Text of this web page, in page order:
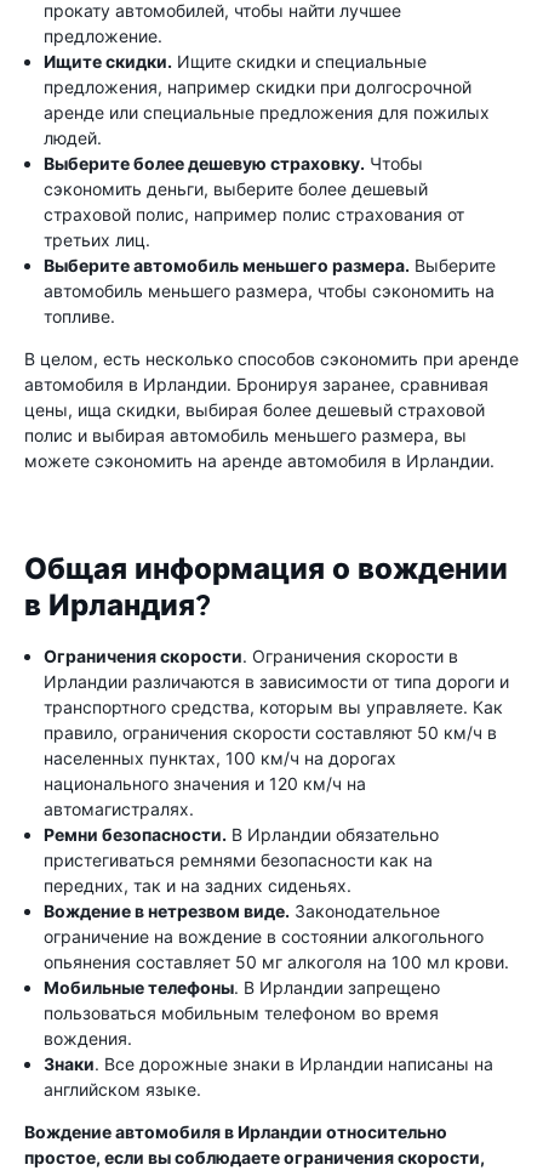
прокату автомобилей, чтобы найти лучшее
предложение.
Ищите скидки. Ищите скидки и специальные
предложения, например скидки при долгосрочной
аренде или специальные предложения для пожилых
людей.
Выберите более дешевую страховку. Чтобы
сэкономить деньги, выберите более дешевый
страховой полис, например полис страхования от
третьих лиц.
Выберите автомобиль меньшего размера. Выберите
автомобиль меньшего размера, чтобы сэкономить на
топливе.
В целом, есть несколько способов сэкономить при аренде
автомобиля в Ирландии. Бронируя заранее, сравнивая
цены, ища скидки, выбирая более дешевый страховой
полис и выбирая автомобиль меньшего размера, вы
можете сэкономить на аренде автомобиля в Ирландии.
Общая информация о вождении
в Ирландия?
Ограничения скорости. Ограничения скорости в
Ирландии различаются в зависимости от типа дороги и
транспортного средства, которым вы управляете. Как
правило, ограничения скорости составляют 50 км/ч в
населенных пунктах, 100 км/ч на дорогах
национального значения и 120 км/ч на
автомагистралях.
Ремни безопасности. В Ирландии обязательно
пристегиваться ремнями безопасности как на
передних, так и на задних сиденьях.
Вождение в нетрезвом виде. Законодательное
ограничение на вождение в состоянии алкогольного
опьянения составляет 50 мг алкоголя на 100 мл крови.
Мобильные телефоны. В Ирландии запрещено
пользоваться мобильным телефоном во время
вождения.
Знаки. Все дорожные знаки в Ирландии написаны на
английском языке.
Вождение автомобиля в Ирландии относительно
простое, если вы соблюдаете ограничения скорости,